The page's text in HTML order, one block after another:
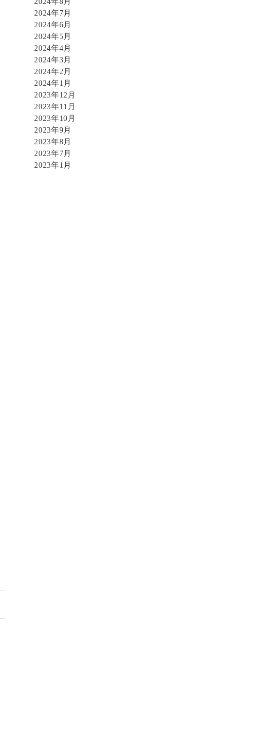
2024年7月
2024年6月
2024年5月
2024年4月
2024年3月
2024年2月
2024年1月
2023年12月
2023年11月
2023年10月
2023年9月
2023年8月
2023年7月
2023年1月